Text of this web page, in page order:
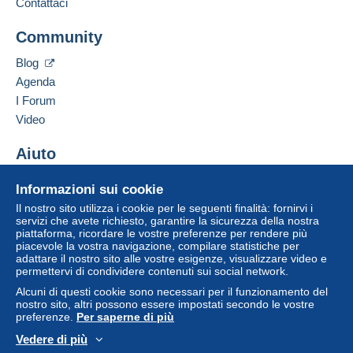
Pagamento con:
Lettera (formato normale/piccolo)
2,50 €
Lettera tracciata (lettera normale/piccola)
4,00 €
Lettera raccomandata (formato normale/piccolo)
essere un utente registrato ed
Login
Registr
ati
Indirizzo professionale:
13 CHEMIN DE TORREILLES
66510
Aggiungere questo venditore ai preferiti
Informazioni sui cookie
Il nostro sito utilizza i cookie per le seguenti finalità: fornirvi i
servizi che avete richiesto, garantire la sicurezza della nostra
piattaforma, ricordare le vostre preferenze per rendere più
piacevole la vostra navigazione, compilare statistiche per
adattare il nostro sito alle vostre esigenze, visualizzare video e
permettervi di condividere contenuti sui social network.
Alcuni di questi cookie sono necessari per il funzionamento del
nostro sito, altri possono essere impostati secondo le vostre
preferenze. Per saperne di più
Vedere di più
Community
Blog
Agenda
I Forum
Video
Aiuto
Acquistare su Delcampe
Vendere su Delcampe
Un sito sicuro